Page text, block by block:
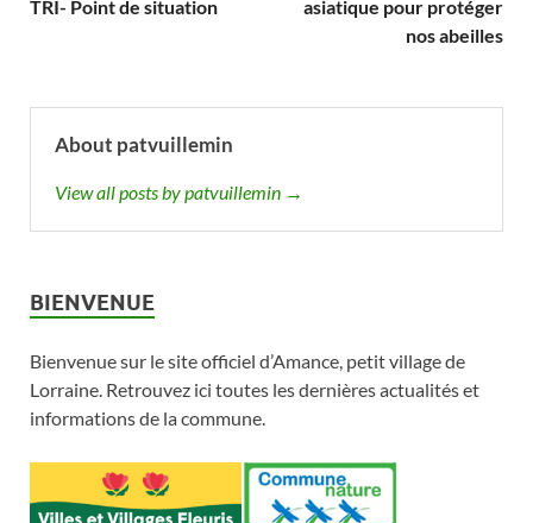
TRI- Point de situation
asiatique pour protéger
nos abeilles
About patvuillemin
View all posts by patvuillemin →
BIENVENUE
Bienvenue sur le site officiel d’Amance, petit village de
Lorraine. Retrouvez ici toutes les dernières actualités et
informations de la commune.